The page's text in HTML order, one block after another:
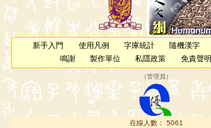
新手入門 使用凡例 字庫統計 隨機漢字
鳴謝
製作單位 私隱政策 免責聲明
（管理員 ）
在線人數： 5061